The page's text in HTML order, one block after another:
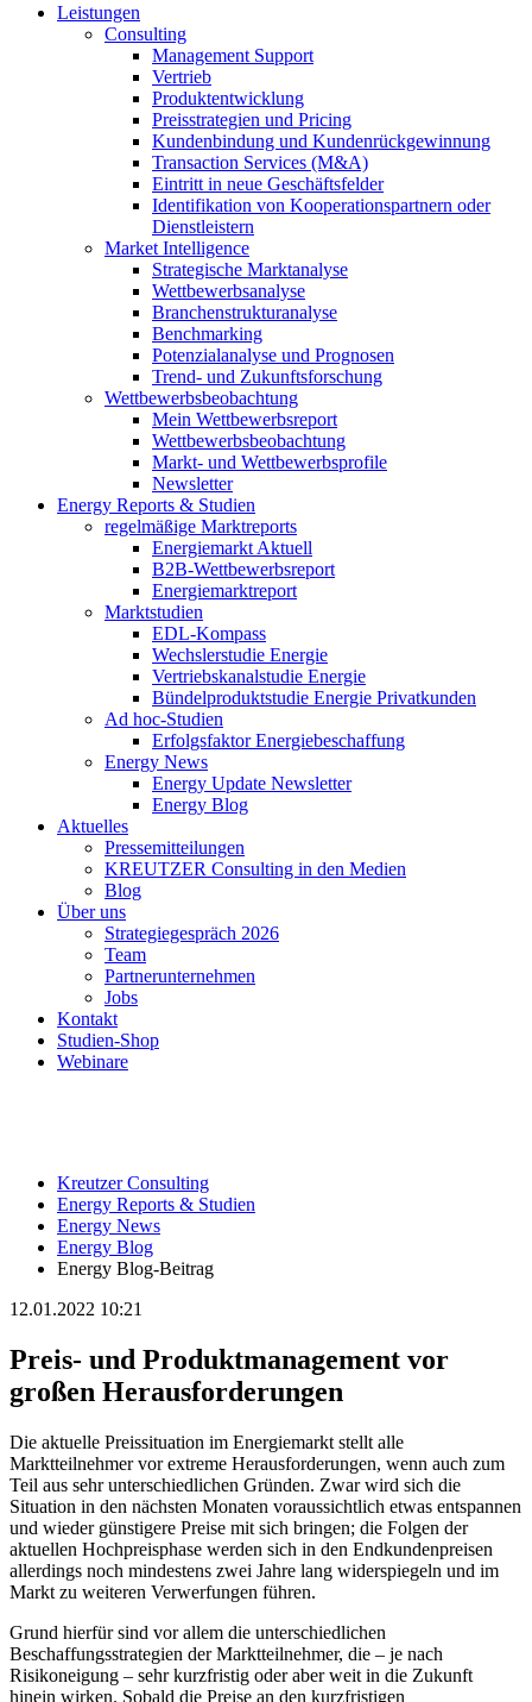
Leistungen
Consulting
Management Support
Vertrieb
Produktentwicklung
Preisstrategien und Pricing
Kundenbindung und Kundenrückgewinnung
Transaction Services (M&A)
Eintritt in neue Geschäftsfelder
Identifikation von Kooperationspartnern oder
Dienstleistern
Market Intelligence
Strategische Marktanalyse
Wettbewerbsanalyse
Branchenstrukturanalyse
Benchmarking
Potenzialanalyse und Prognosen
Trend- und Zukunftsforschung
Wettbewerbs­beobachtung
Mein Wettbewerbsreport
Wettbewerbsbeobachtung
Markt- und Wettbewerbsprofile
Newsletter
Energy Reports & Studien
regelmäßige Marktreports
Energiemarkt Aktuell
B2B-Wettbewerbsreport
Energiemarktreport
Marktstudien
EDL-Kompass
Wechslerstudie Energie
Vertriebskanalstudie Energie
Bündelproduktstudie Energie Privatkunden
Ad hoc-Studien
Erfolgsfaktor Energiebeschaffung
Energy News
Energy Update Newsletter
Energy Blog
Aktuelles
Pressemitteilungen
KREUTZER Consulting in den Medien
Blog
Über uns
Strategiegespräch 2026
Team
Partnerunternehmen
Jobs
Kontakt
Studien-Shop
Webinare
Kreutzer Consulting
Energy Reports & Studien
Energy News
Energy Blog
Energy Blog-Beitrag
12.01.2022 10:21
Preis- und Produktmanagement vor
großen Herausforderungen
Die aktuelle Preissituation im Energiemarkt stellt alle
Marktteilnehmer vor extreme Herausforderungen, wenn auch zum
Teil aus sehr unterschiedlichen Gründen. Zwar wird sich die
Situation in den nächsten Monaten voraussichtlich etwas entspannen
und wieder günstigere Preise mit sich bringen; die Folgen der
aktuellen Hochpreisphase werden sich in den Endkundenpreisen
allerdings noch mindestens zwei Jahre lang widerspiegeln und im
Markt zu weiteren Verwerfungen führen.
Grund hierfür sind vor allem die unterschiedlichen
Beschaffungsstrategien der Marktteilnehmer, die – je nach
Risikoneigung – sehr kurzfristig oder aber weit in die Zukunft
hinein wirken. Sobald die Preise an den kurzfristigen